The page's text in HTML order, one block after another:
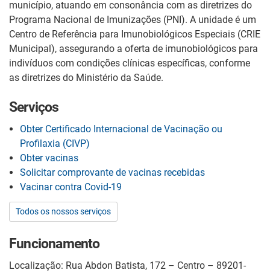
município, atuando em consonância com as diretrizes do
Programa Nacional de Imunizações (PNI). A unidade é um
Centro de Referência para Imunobiológicos Especiais (CRIE
Municipal), assegurando a oferta de imunobiológicos para
indivíduos com condições clínicas específicas, conforme
as diretrizes do Ministério da Saúde.
Serviços
Obter Certificado Internacional de Vacinação ou
Profilaxia (CIVP)
Obter vacinas
Solicitar comprovante de vacinas recebidas
Vacinar contra Covid-19
Todos os nossos serviços
Funcionamento
Localização: Rua Abdon Batista, 172 – Centro – 89201-